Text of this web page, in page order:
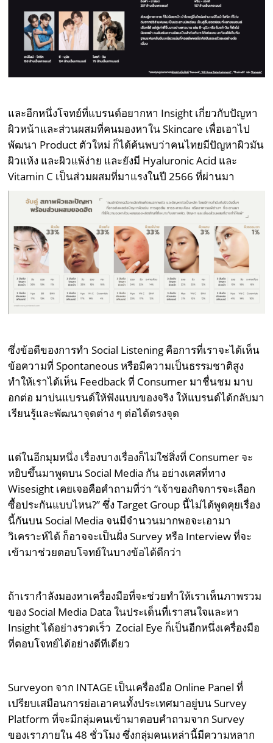
และอีกหนึ่งโจทย์ที่แบรนด์อยากหา Insight เกี่ยวกับปัญหา
ผิวหน้าและส่วนผสมที่คนมองหาใน Skincare เพื่อเอาไป
พัฒนา Product ตัวใหม่ ก็ได้ค้นพบว่าคนไทยมีปัญหาผิวมัน
ผิวแห้ง และผิวแพ้ง่าย และยังมี Hyaluronic Acid และ
Vitamin C เป็นส่วมผสมที่มาแรงในปี 2566 ที่ผ่านมา
ซึ่งข้อดีของการทำ Social Listening คือการที่เราจะได้เห็น
ข้อความที่ Spontaneous หรือมีความเป็นธรรมชาติสูง
ทำให้เราได้เห็น Feedback ที่ Consumer มาชื่นชม มาบ
อกต่อ มาบ่นแบรนด์ให้ฟังแบบของจริง ให้แบรนด์ได้กลับมา
เรียนรู้และพัฒนาจุดต่าง ๆ ต่อได้ตรงจุด
แต่ในอีกมุมหนึ่ง เรื่องบางเรื่องก็ไม่ใช่สิ่งที่ Consumer จะ
หยิบขึ้นมาพูดบน Social Media กัน อย่างเคสที่ทาง
Wisesight เคยเจอคือคำถามที่ว่า “เจ้าของกิจการจะเลือก
ซื้อประกันแบบไหน?” ซึ่ง Target Group นี้ไม่ได้พูดคุยเรื่อง
นี้กันบน Social Media จนมีจำนวนมากพอจะเอามา
วิเคราะห์ได้ ก็อาจจะเป็นฝั่ง Survey หรือ Interview ที่จะ
เข้ามาช่วยตอบโจทย์ในบางข้อได้ดีกว่า
ถ้าเรากำลังมองหาเครื่องมือที่จะช่วยทำให้เราเห็นภาพรวม
ของ Social Media Data ในประเด็นที่เราสนใจและหา
Insight ได้อย่างรวดเร็ว Zocial Eye ก็เป็นอีกหนึ่งเครื่องมือ
ที่ตอบโจทย์ได้อย่างดีทีเดียว
Surveyon จาก INTAGE เป็นเครื่องมือ Online Panel ที่
เปรียบเสมือนการย่อเอาคนทั้งประเทศมาอยู่บน Survey
Platform ที่จะมีกลุ่มคนเข้ามาตอบคำถามจาก Survey
ของเราภายใน 48 ชั่วโมง ซึ่งกลุ่มคนเหล่านี้มีความหลาก